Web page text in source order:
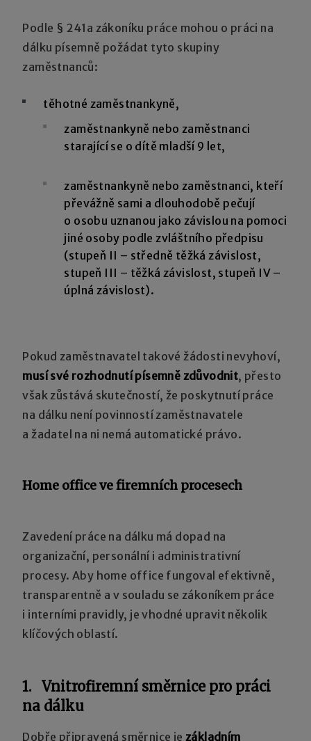
Podle § 241a zákoníku práce mohou o práci na
dálku písemně požádat tyto skupiny
zaměstnanců:
těhotné zaměstnankyně,
zaměstnankyně nebo zaměstnanci
starající se o dítě mladší 9 let,
zaměstnankyně nebo zaměstnanci, kteří
převážně sami a dlouhodobě pečují
o osobu uznanou jako závislou na pomoci
jiné osoby podle zvláštního předpisu
(stupeň II – středně těžká závislost,
stupeň III – těžká závislost, stupeň IV –
úplná závislost).
Pokud zaměstnavatel takové žádosti nevyhoví,
musísvé rozhodnutípísemně zdůvodnit, přesto
však zůstává skutečností, že poskytnutí práce
na dálku není povinností zaměstnavatele
a žadatel na ni nemá automatické právo.
Home office ve firemních procesech
Zavedení práce na dálku má dopad na
organizační, personální i administrativní
procesy. Aby home office fungoval efektivně,
transparentně a v souladu se zákoníkem práce
i interními pravidly, je vhodné upravit několik
klíčových oblastí.
1. Vnitrofiremní směrnice pro práci
na dálku
Dobře připravená směrnice jezákladním